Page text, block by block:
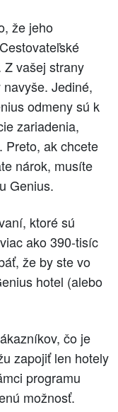
že jeho
Z vašej strany
Jediné,
odmeny sú k
zariadenia,
Preto, ak chcete
nárok, musíte
Genius.
ktoré sú
ako 390-tisíc
že by ste vo
hotel (alebo
čo je
zapojiť len hotely
programu
možnosť.